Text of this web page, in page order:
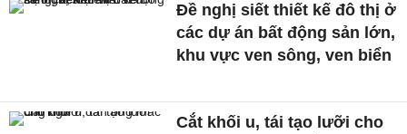
Đề nghị siết thiết kế đô thị ở
các dự án bất động sản lớn,
khu vực ven sông, ven biển
Cắt khối u, tái tạo lưỡi cho